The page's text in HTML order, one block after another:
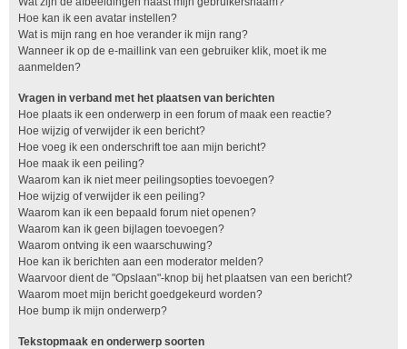
Hoe kan ik een avatar instellen?
Wat is mijn rang en hoe verander ik mijn rang?
Wanneer ik op de e-maillink van een gebruiker klik, moet ik me
aanmelden?
Vragen in verband met het plaatsen van berichten
Hoe plaats ik een onderwerp in een forum of maak een reactie?
Hoe wijzig of verwijder ik een bericht?
Hoe voeg ik een onderschrift toe aan mijn bericht?
Hoe maak ik een peiling?
Waarom kan ik niet meer peilingsopties toevoegen?
Hoe wijzig of verwijder ik een peiling?
Waarom kan ik een bepaald forum niet openen?
Waarom kan ik geen bijlagen toevoegen?
Waarom ontving ik een waarschuwing?
Hoe kan ik berichten aan een moderator melden?
Waarvoor dient de "Opslaan"-knop bij het plaatsen van een bericht?
Waarom moet mijn bericht goedgekeurd worden?
Hoe bump ik mijn onderwerp?
Tekstopmaak en onderwerp soorten